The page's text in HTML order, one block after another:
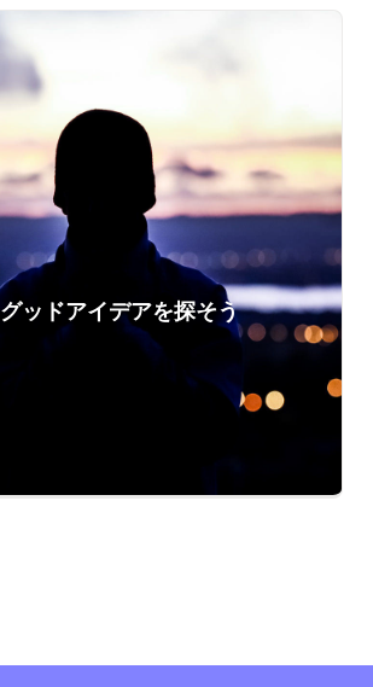
グッドアイデアを探そう